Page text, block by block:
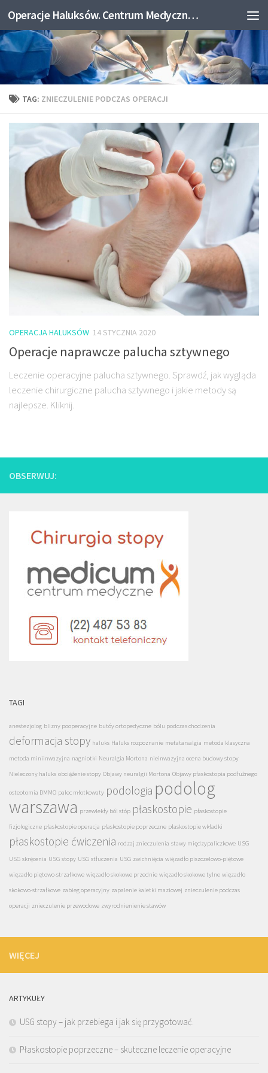
Skip to content Operacje Haluksów. Centrum Medyczne Medicum.
TAG: ZNIECZULENIE PODCZAS OPERACJI
OPERACJA HALUKSÓW 14 STYCZNIA 2020
Operacje naprawcze palucha sztywnego
Leczenie operacyjne palucha sztywnego. Sprawdź, jak wygląda
leczenie chirurgiczne palucha sztywnego i jakie metody są
najlepsze. Kliknij.
OBSERWUJ:
TAGI
anestezjolog blizny pooperacyjne butóy ortopedyczne bólu podczas chodzenia
deformacja stopy haluks Haluks rozpoznanie metatarsalgia metoda klasyczna
metoda miniinwazyjna nagniotki Neuralgia Mortona nieinwazyjna ocena budowy stopy
Nieleczony haluks obciążenie stopy Objawy neuralgii Mortona Objawy płaskostopia podłużnego
osteotomia DMMO palec młotkowaty podologia podolog
warszawa przewlekły ból stóp płaskostopie płaskostopie
fizjologiczne płaskostopie operacja płaskostopie poprzeczne płaskostopie wkładki
płaskostopie ćwiczenia rodzaj znieczulenia stawy międzypaliczkowe USG
USG skręcenia USG stopy USG stłuczenia USG zwichnięcia więzadło piszczelowo-piętowe
więzadło piętowo-strzałkowe więzadło skokowe przednie więzadło skokowe tylne więzadło
skokowo-strzałkowe zabieg operacyjny zapalenie kaletki maziowej znieczulenie podczas
operacji znieczulenie przewodowe zwyrodnienienie stawów
WIĘCEJ
ARTYKUŁY
USG stopy – jak przebiega i jak się przygotować.
Płaskostopie poprzeczne – skuteczne leczenie operacyjne